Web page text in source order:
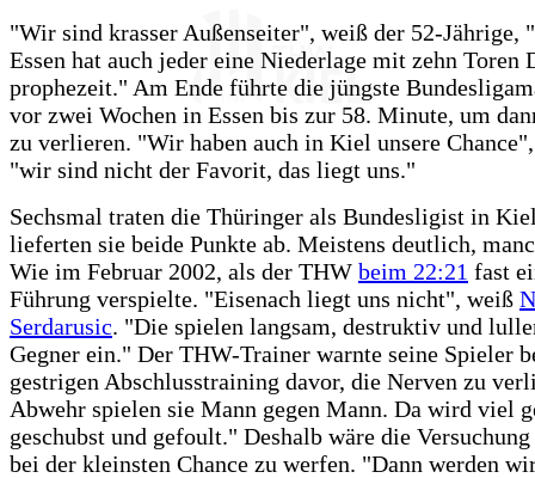
"Wir sind krasser Außenseiter", weiß der 52-Jährige,
Essen hat auch jeder eine Niederlage mit zehn Toren
prophezeit." Am Ende führte die jüngste
vor zwei Wochen in Essen bis zur 58. Minute, um
zu verlieren. "Wir haben auch in Kiel unsere
"wir sind nicht der Favorit, das liegt uns."
Sechsmal traten die Thüringer als Bundesligist in
lieferten sie beide Punkte ab. Meistens deutlich,
Wie im Februar 2002, als der THW beim 22:21 fast
Führung verspielte. "Eisenach liegt uns nicht", weiß
Serdarusic. "Die spielen langsam, destruktiv und
Gegner ein." Der THW-Trainer warnte seine Spieler
gestrigen Abschlusstraining davor, die Nerven zu
Abwehr spielen sie Mann gegen Mann. Da wird viel
geschubst und gefoult." Deshalb wäre die
bei der kleinsten Chance zu werfen. "Dann werden